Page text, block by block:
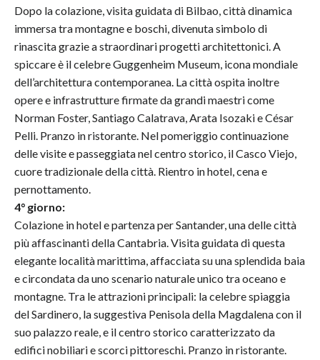
Dopo la colazione, visita guidata di Bilbao, città dinamica
immersa tra montagne e boschi, divenuta simbolo di
rinascita grazie a straordinari progetti architettonici. A
spiccare è il celebre Guggenheim Museum, icona mondiale
dell’architettura contemporanea. La città ospita inoltre
opere e infrastrutture firmate da grandi maestri come
Norman Foster, Santiago Calatrava, Arata Isozaki e César
Pelli. Pranzo in ristorante. Nel pomeriggio continuazione
delle visite e passeggiata nel centro storico, il Casco Viejo,
cuore tradizionale della città. Rientro in hotel, cena e
pernottamento.
4° giorno:
Colazione in hotel e partenza per Santander, una delle città
più affascinanti della Cantabria. Visita guidata di questa
elegante località marittima, affacciata su una splendida baia
e circondata da uno scenario naturale unico tra oceano e
montagne. Tra le attrazioni principali: la celebre spiaggia
del Sardinero, la suggestiva Penisola della Magdalena con il
suo palazzo reale, e il centro storico caratterizzato da
edifici nobiliari e scorci pittoreschi. Pranzo in ristorante.